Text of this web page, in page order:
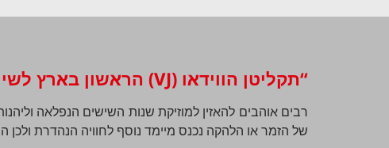
“תקליטן הווידאו (VJ) הראשון בארץ לשירי שנות השישים”
רבים אוהבים להאזין למוזיקת שנות השישים הנפלאה
של הזמר או הלהקה נכנס מיימד נוסף לחוויה הנהדרת ולכן